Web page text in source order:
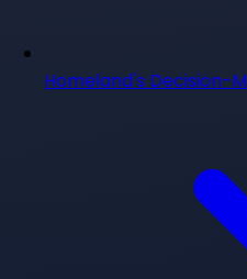
Homeland's Decision-